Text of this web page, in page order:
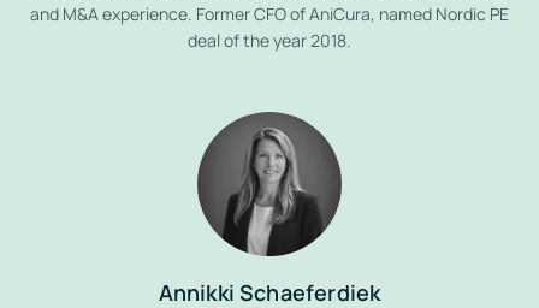
and M&A experience. Former CFO of AniCura, named Nordic PE
deal of the year 2018.
Annikki Schaeferdiek